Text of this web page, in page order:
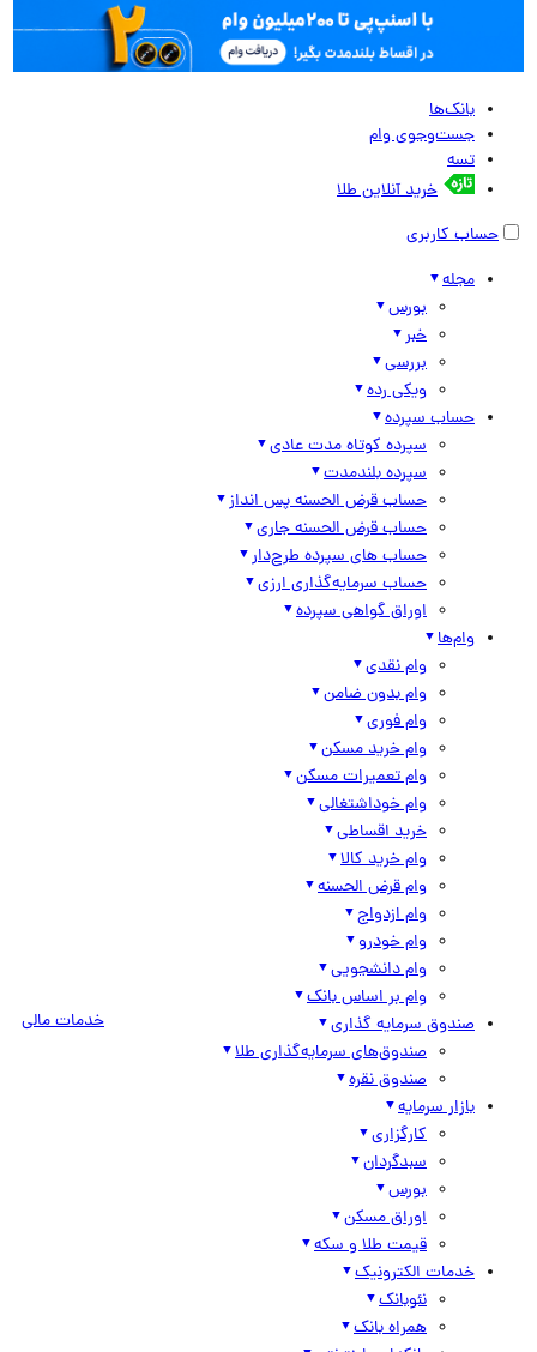
بانک‌ها
جست‌وجوی وام
تسه
خرید آنلاین طلا
حساب کاربری
مجله
بورس
خبر
بررسی
ویکی رده
حساب سپرده
سپرده کوتاه مدت عادی
سپرده بلندمدت
حساب قرض الحسنه پس انداز
حساب قرض الحسنه جاری
حساب های سپرده طرح‌دار
حساب سرمایه‌گذاری ارزی
اوراق گواهی سپرده
وام‌ها
وام نقدی
وام بدون ضامن
وام فوری
وام خرید مسکن
وام تعمیرات مسکن
وام خوداشتغالی
خرید اقساطی
وام خرید کالا
وام قرض الحسنه
وام ازدواج
وام خودرو
وام دانشجویی
وام بر اساس بانک
صندوق سرمایه گذاری
صندوق‌های سرمایه‌گذاری طلا
صندوق نقره
بازار سرمایه
کارگزاری
سبدگردان
بورس
اوراق مسکن
قیمت طلا و سکه
خدمات الکترونیک
نئوبانک
همراه بانک
خدمات مالی